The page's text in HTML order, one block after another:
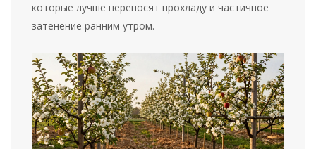
которые лучше переносят прохладу и частичное
затенение ранним утром.